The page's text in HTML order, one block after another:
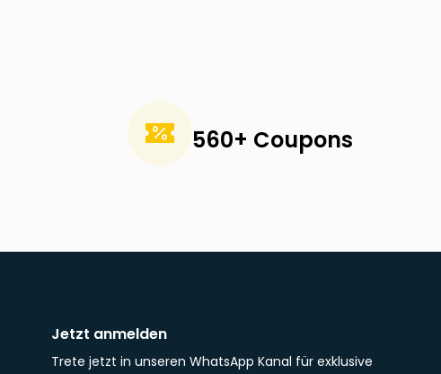
560+ Coupons
Jetzt anmelden
Trete jetzt in unseren WhatsApp Kanal für exklusive